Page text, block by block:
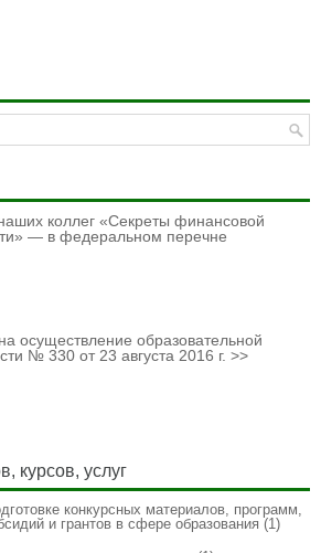
коллег «Секреты финансовой
— в федеральном перечне
осуществление образовательной
№ 330 от 23 августа 2016 г. >>
курсов, услуг
конкурсных материалов, программ,
и грантов в сфере образования (1)